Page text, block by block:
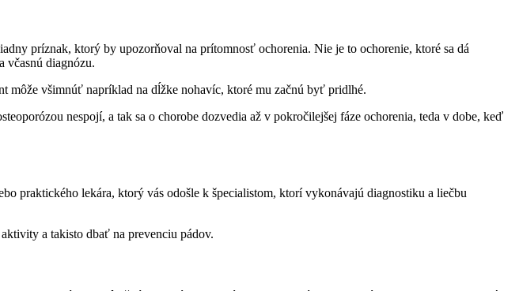
príznak, ktorý by upozorňoval na prítomnosť ochorenia. Nie je to ochorenie, ktoré sa dá
včasnú diagnózu.
môže všimnúť napríklad na dĺžke nohavíc, ktoré mu začnú byť pridlhé.
nespojí, a tak sa o chorobe dozvedia až v pokročilejšej fáze ochorenia, teda v dobe, keď
praktického lekára, ktorý vás odošle k špecialistom, ktorí vykonávajú diagnostiku a liečbu
a takisto dbať na prevenciu pádov.